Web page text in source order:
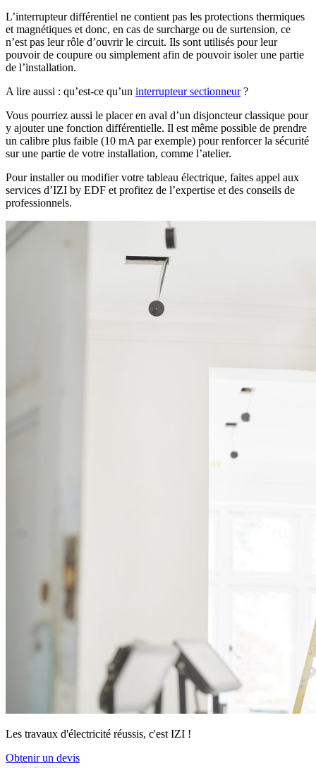
L’interrupteur différentiel ne contient pas les protections thermiques
et magnétiques et donc, en cas de surcharge ou de surtension, ce
n’est pas leur rôle d’ouvrir le circuit. Ils sont utilisés pour leur
pouvoir de coupure ou simplement afin de pouvoir isoler une partie
de l’installation.
A lire aussi : qu’est-ce qu’un interrupteur sectionneur?
Vous pourriez aussi le placer en aval d’un disjoncteur classique pour
y ajouter une fonction différentielle. Il est même possible de prendre
un calibre plus faible (10 mA par exemple) pour renforcer la sécurité
sur une partie de votre installation, comme l’atelier.
Pour installer ou modifier votre tableau électrique, faites appel aux
services d’IZI by EDF et profitez de l’expertise et des conseils de
professionnels.
Les travaux d'électricité réussis, c'est IZI !
Obtenir un devis